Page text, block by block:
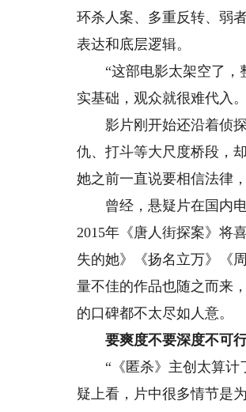
环杀人案、多重反转、弱
表达和底层逻辑。
“这部电影太架空了，
实基础，观众就很难代入
影片刚开始还沿着侦探
仇、打斗等大尺度桥段，
她之前一直说要相信法律
曾经，悬疑片在国内电
2015年《唐人街探案》将
失的她》《扬名立万》《
量不佳的作品也随之而来
的口碑都不太尽如人意。
要爽度不要深度不可
“《匿杀》主创太算计了
疑上看，片中很多情节是